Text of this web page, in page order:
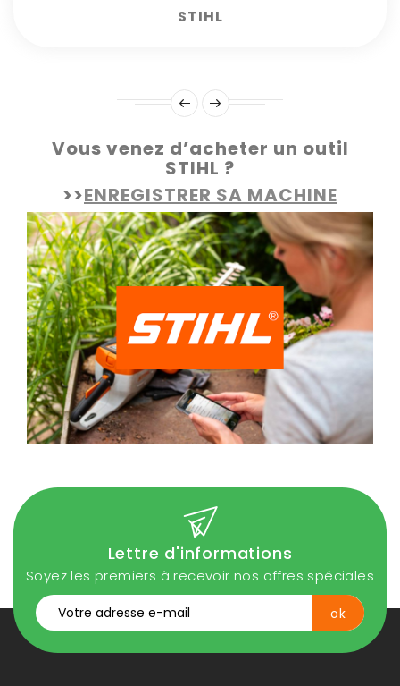
STIHL
Vous venez d’acheter un outil
STIHL ?
>>ENREGISTRER SA MACHINE
Lettre d'informations
Soyez les premiers à recevoir nos offres spéciales